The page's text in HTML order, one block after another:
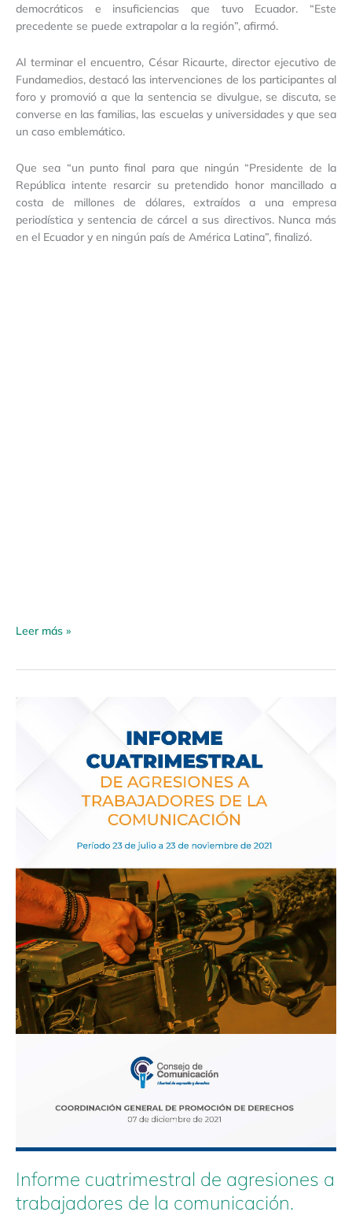
democráticos e insuficiencias que tuvo Ecuador. “Este
precedente se puede extrapolar a la región”, afirmó.
Al terminar el encuentro, César Ricaurte, director ejecutivo de
Fundamedios, destacó las intervenciones de los participantes al
foro y promovió a que la sentencia se divulgue, se discuta, se
converse en las familias, las escuelas y universidades y que sea
un caso emblemático.
Que sea “un punto final para que ningún “Presidente de la
República intente resarcir su pretendido honor mancillado a
costa de millones de dólares, extraídos a una empresa
periodística y sentencia de cárcel a sus directivos. Nunca más
en el Ecuador y en ningún país de América Latina”, finalizó.
Leer más »
Informe cuatrimestral de agresiones a
trabajadores de la comunicación.
comunicación.
23
de
julio
23
de
noviembre
de
2021